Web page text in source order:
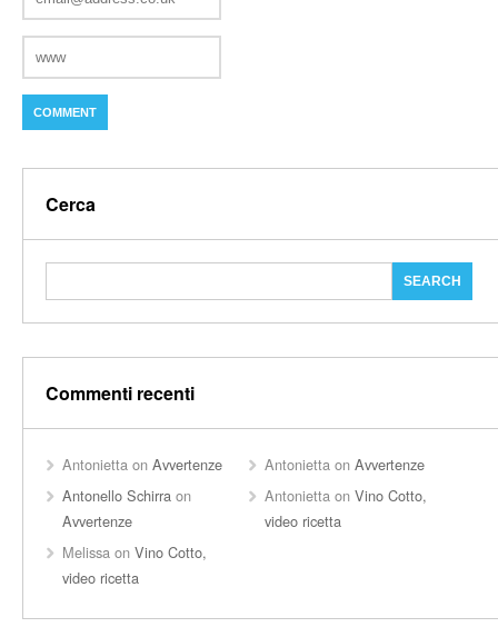
Cerca
Commenti recenti
Antonietta on Avvertenze Antonietta onAvvertenze
Antonello Schirra on
Avvertenze
Antonietta onVino Cotto,
video ricetta
Melissa on Vino Cotto,
video ricetta